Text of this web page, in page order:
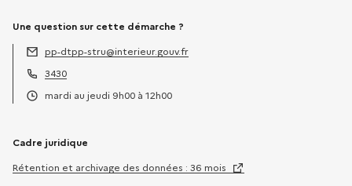
Une question sur cette démarche ?
Adresse électronique :
pp-dtpp-stru@interieur.gouv.fr
Téléphone :
3430
mardi au jeudi 9h00 à 12h00
Cadre juridique
Rétention et archivage des données : 36 mois